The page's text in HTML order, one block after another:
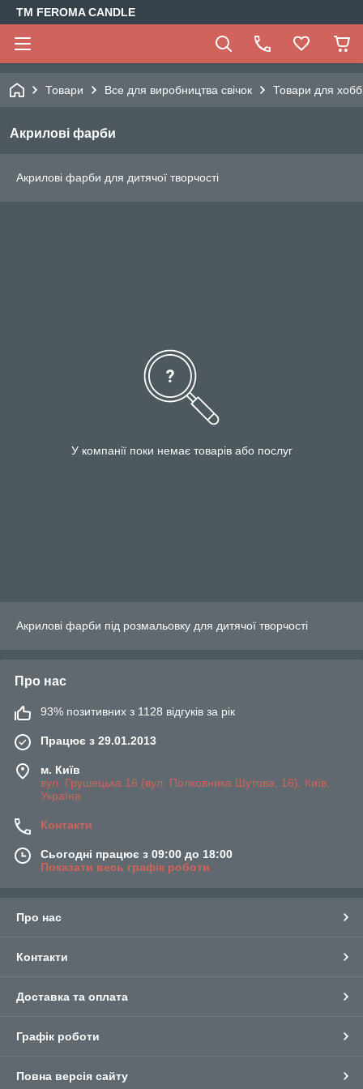
TM FEROMA CANDLE
Товари Все для виробництва свічок Товари для
Акрилові фарби
Акрилові фарби для дитячої творчості
У компанії поки немає товарів або послуг
Акрилові фарби під розмальовку для дитячої творчості
Про нас
93% позитивних з 1128 відгуків за рік
Працює з 29.01.2013
м. Київ
вул. Грушецька 16 (вул. Полковника Шутова, 16), Київ,
Україна
Контакти
Сьогодні працює з 09:00 до 18:00
Показати весь графік роботи
Про нас
Контакти
Доставка та оплата
Графік роботи
Повна версія сайту